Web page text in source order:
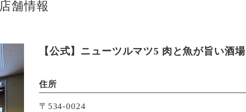
店舗情報
【公式】ニューツルマツ5 肉と魚が旨い酒場
住所
〒534-0024